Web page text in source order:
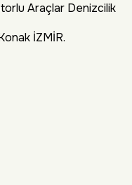
Araçlar Denizcilik
İZMİR.